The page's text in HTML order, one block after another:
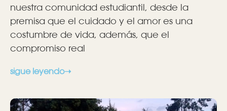
nuestra comunidad estudiantil, desde la
premisa que el cuidado y el amor es una
costumbre de vida, además, que el
compromiso real
sigue leyendo➝